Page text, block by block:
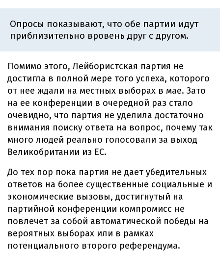
Опросы показывают, что обе партии идут
приблизительно вровень друг с другом.
Помимо этого, Лейбористская партия не
достигла в полной мере того успеха, которого
от нее ждали на местных выборах в мае. Зато
на ее конференции в очередной раз стало
очевидно, что партия не уделила достаточно
внимания поиску ответа на вопрос, почему так
много людей реально голосовали за выход
Великобритании из ЕС.
До тех пор пока партия не дает убедительных
ответов на более существенные социальные и
экономические вызовы, достигнутый на
партийной конференции компромисс не
повлечет за собой автоматической победы на
вероятных выборах или в рамках
потенциального второго референдума.